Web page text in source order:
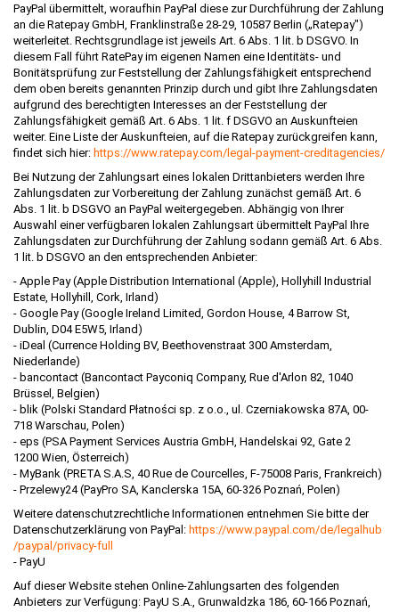
PayPal übermittelt, woraufhin PayPal diese zur Durchführung der Zahlung
an die Ratepay GmbH, Franklinstraße 28-29, 10587 Berlin („Ratepay")
weiterleitet. Rechtsgrundlage ist jeweils Art. 6 Abs. 1 lit. b DSGVO. In
diesem Fall führt RatePay im eigenen Namen eine Identitäts- und
Bonitätsprüfung zur Feststellung der Zahlungsfähigkeit entsprechend
dem oben bereits genannten Prinzip durch und gibt Ihre Zahlungsdaten
aufgrund des berechtigten Interesses an der Feststellung der
Zahlungsfähigkeit gemäß Art. 6 Abs. 1 lit. f DSGVO an Auskunfteien
weiter. Eine Liste der Auskunfteien, auf die Ratepay zurückgreifen kann,
findet sich hier: https://www.ratepay.com/legal-payment-creditagencies/
Bei Nutzung der Zahlungsart eines lokalen Drittanbieters werden Ihre
Zahlungsdaten zur Vorbereitung der Zahlung zunächst gemäß Art. 6
Abs. 1 lit. b DSGVO an PayPal weitergegeben. Abhängig von Ihrer
Auswahl einer verfügbaren lokalen Zahlungsart übermittelt PayPal Ihre
Zahlungsdaten zur Durchführung der Zahlung sodann gemäß Art. 6 Abs.
1 lit. b DSGVO an den entsprechenden Anbieter:
- Apple Pay (Apple Distribution International (Apple), Hollyhill Industrial
Estate, Hollyhill, Cork, Irland)
- Google Pay (Google Ireland Limited, Gordon House, 4 Barrow St,
Dublin, D04 E5W5, Irland)
- iDeal (Currence Holding BV, Beethovenstraat 300 Amsterdam,
Niederlande)
- bancontact (Bancontact Payconiq Company, Rue d'Arlon 82, 1040
Brüssel, Belgien)
- blik (Polski Standard Płatności sp. z o.o., ul. Czerniakowska 87A, 00-
718 Warschau, Polen)
- eps (PSA Payment Services Austria GmbH, Handelskai 92, Gate 2
1200 Wien, Österreich)
- MyBank (PRETA S.A.S, 40 Rue de Courcelles, F-75008 Paris, Frankreich)
- Przelewy24 (PayPro SA, Kanclerska 15A, 60-326 Poznań, Polen)
Weitere datenschutzrechtliche Informationen entnehmen Sie bitte der
Datenschutzerklärung von PayPal: https://www.paypal.com/de/legalhub
/paypal /privacy-full
- PayU
Auf dieser Website stehen Online-Zahlungsarten des folgenden
Anbieters zur Verfügung: PayU S.A., Grunwaldzka 186, 60-166 Poznań,